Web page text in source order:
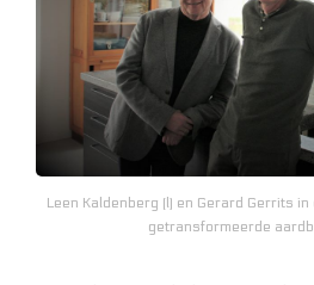
Leen Kaldenberg (l) en Gerard Gerrits
getransformeerde